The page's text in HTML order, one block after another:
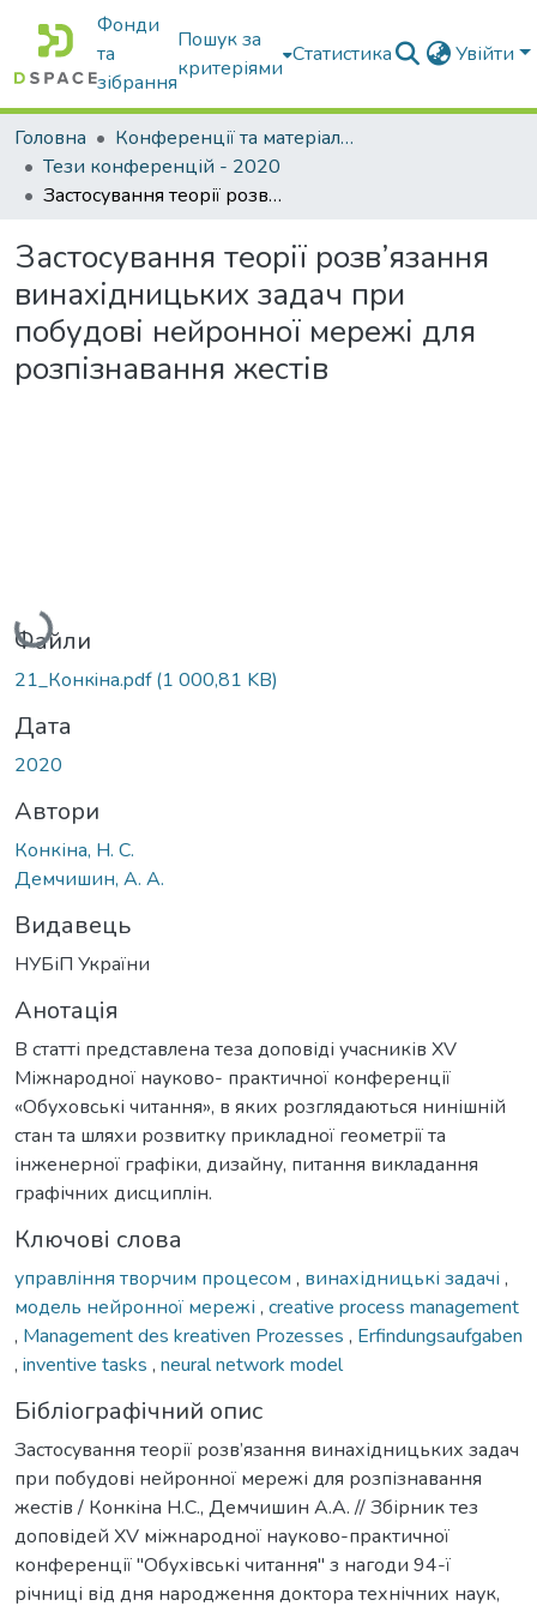
Фонди
та
зібрання
Пошук за
критеріями
Статистика Увійти
Головна
Конференції та матеріали конференцій
Тези конференцій - 2020
Застосування теорії розв’язання винахідницьких задач при побудові нейронної мережі для розпізнавання жестів
Застосування теорії розв’язання
винахідницьких задач при
побудові нейронної мережі для
розпізнавання жестів
Вантажиться...
Файли
21_Конкiна.pdf(1 000,81 KB)
Дата
2020
Автори
Конкіна, Н. С.
Демчишин, А. А.
Видавець
НУБіП України
Анотація
В статті представлена теза доповіді учасників XV
Міжнародної науково- практичної конференції
«Обуховські читання», в яких розглядаються нинішній
стан та шляхи розвитку прикладної геометрії та
інженерної графіки, дизайну, питання викладання
графічних дисциплін.
Ключові слова
управління творчим процесом , винахідницькі задачі ,
модель нейронної мережі , creative process management
, Management des kreativen Prozesses , Erfindungsaufgaben
, inventive tasks , neural network model
Бібліографічний опис
Застосування теорії розв’язання винахідницьких задач
при побудові нейронної мережі для розпізнавання
жестів / Конкіна Н.С., Демчишин А.А. // Збірник тез
доповідей XV міжнародної науково-практичної
конференції "Обухівські читання" з нагоди 94-ї
річниці від дня народження доктора технічних наук,